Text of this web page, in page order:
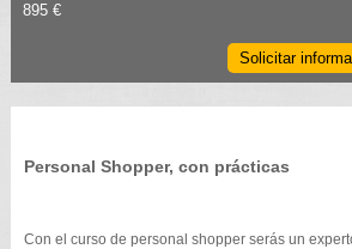
895 €
Solicitar
Personal Shopper, con prácticas
Con el curso de personal shopper serás un